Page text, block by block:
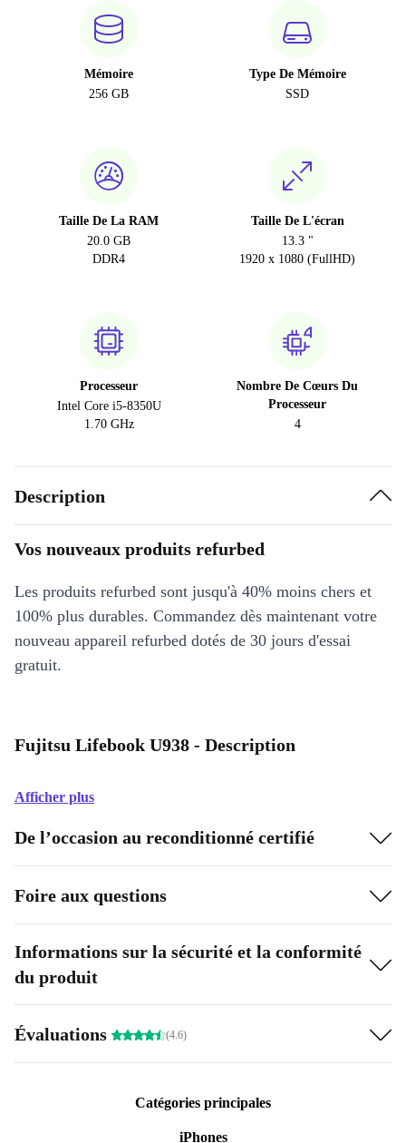
Mémoire
256 GB
Type De Mémoire
SSD
Taille De La RAM
20.0 GB
DDR4
Taille De L'écran
13.3 "
1920 x 1080 (FullHD)
Processeur
Intel Core i5-8350U
1.70 GHz
Nombre De Cœurs Du
Processeur
4
Description
Vos nouveaux produits refurbed
Les produits refurbed sont jusqu'à 40% moins chers et
100% plus durables. Commandez dès maintenant votre
nouveau appareil refurbed dotés de 30 jours d'essai
gratuit.
Fujitsu Lifebook U938 - Description
Afficher plus
De l’occasion au reconditionné certifié
Foire aux questions
Informations sur la sécurité et la conformité
du produit
Évaluations (4.6)
Catégories principales
iPhones